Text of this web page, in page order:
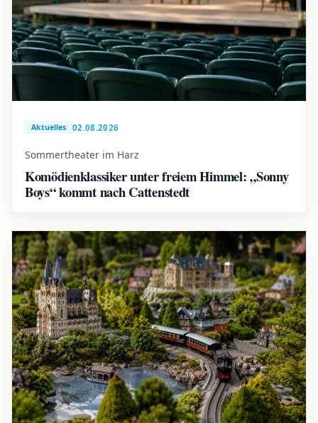
Aktuelles 02.08.2026
Sommertheater im Harz
Komödienklassiker unter freiem Himmel: „Sonny
Boys“ kommt nach Cattenstedt